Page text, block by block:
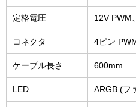
定格電圧 12V PWM
コネクタ 4ピン
ケーブル長さ 600mm
LED ARGB (フ